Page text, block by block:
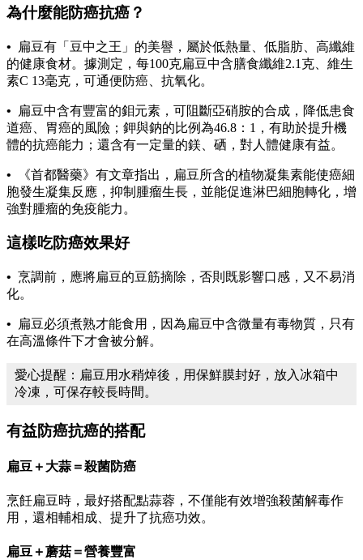
為什麼能防癌抗癌？
•
扁豆有「豆中之王」的美譽，屬於低熱量、低脂肪、高纖維
的健康食材。據測定，每100克扁豆中含膳食纖維2.1克、維生
素C 13毫克，可通便防癌、抗氧化。
•
扁豆中含有豐富的鉬元素，可阻斷亞硝胺的合成，降低患食
道癌、胃癌的風險；鉀與鈉的比例為46.8：1，有助於提升機
體的抗癌能力；還含有一定量的鎂、硒，對人體健康有益。
•
《首都醫藥》有文章指出，扁豆所含的植物凝集素能使癌細
胞發生凝集反應，抑制腫瘤生長，並能促進淋巴細胞轉化，增
強對腫瘤的免疫能力。
這樣吃防癌效果好
• 烹調前，應將扁豆的豆筋摘除，否則既影響口感，又不易消
化。
•
扁豆必須煮熟才能食用，因為扁豆中含微量有毒物質，只有
在高溫條件下才會被分解。
愛心提醒：扁豆用水稍焯後，用保鮮膜封好，放入冰箱中
冷凍，可保存較長時間。
有益防癌抗癌的搭配
扁豆＋大蒜＝殺菌防癌
烹飪扁豆時，最好搭配點蒜蓉，不僅能有效增強殺菌解毒作
用，還相輔相成、提升了抗癌功效。
扁豆＋蘑菇＝營養豐富